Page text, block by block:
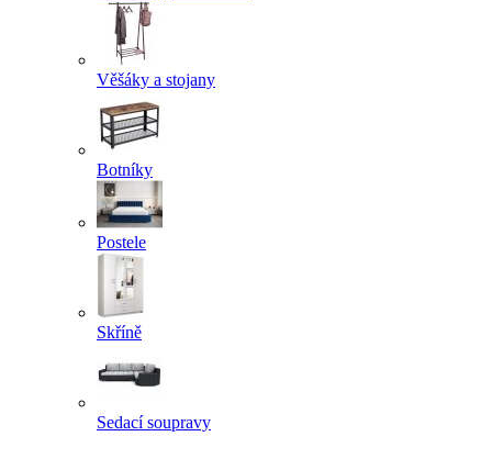
Věšáky a stojany
Botníky
Postele
Skříně
Sedací soupravy